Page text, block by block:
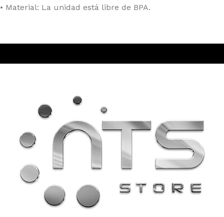
• Material: La unidad está libre de BPA.